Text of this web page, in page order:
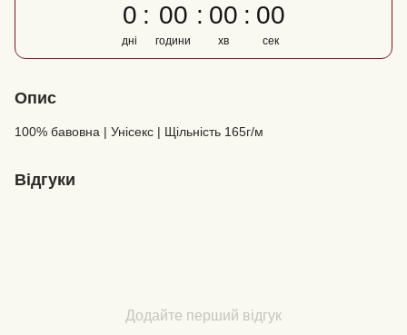
0
дні
00
години
00
хв
00
сек
Опис
100% бавовна | Унісекс | Щільність 165г/м
Відгуки
Додайте перший відгук